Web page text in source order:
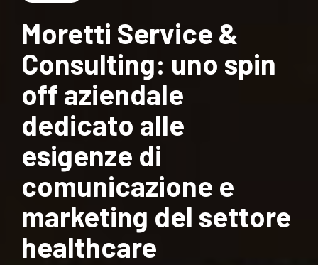
Moretti Service &
Consulting: uno spin
off aziendale
dedicato alle
esigenze di
comunicazione e
marketing del settore
healthcare